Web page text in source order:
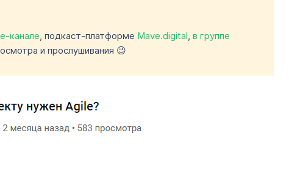
канале, подкаст-платформе Mave.digital, в группе
и прослушивания 😉